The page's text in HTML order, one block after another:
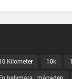
Kilometer 10k